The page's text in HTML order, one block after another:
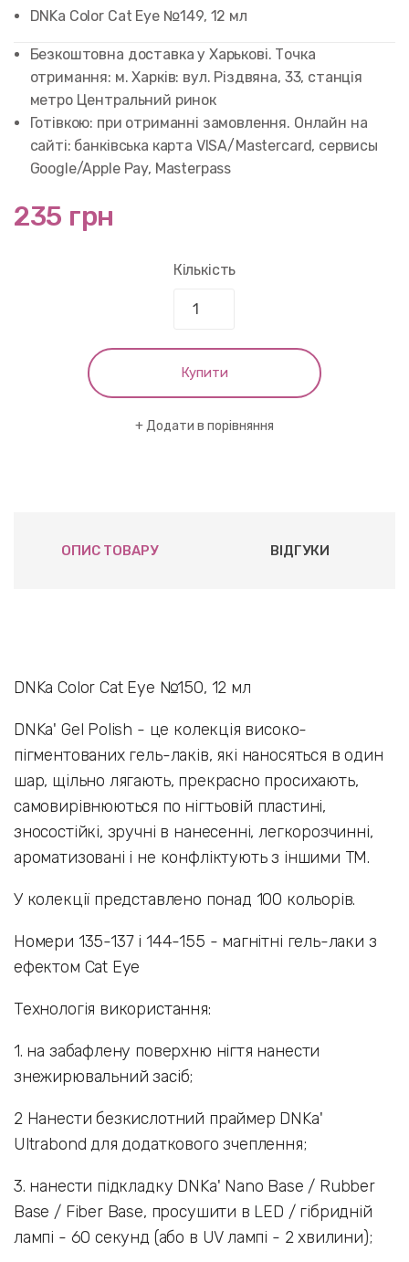
5.00 out of
5 based on
rating
DNKa Color Cat Eye №149, 12 мл
Безкоштовна доставка у Харькові. Точка
отримання: м. Харків: вул. Різдвяна, 33, станція
метро Центральний ринок
Готівкою: при отриманні замовлення. Онлайн на
сайті: банківська карта VISA/Mastercard, сервисы
Google/Apple Pay, Masterpass
235 грн
Кількість
Купити
Додати в порівняння
ОПИС ТОВАРУ ВІДГУКИ
DNKa Color Cat Eye №150, 12 мл
DNKa' Gel Polish - це колекція високо-
пігментованих гель-лаків, які наносяться в один
шар, щільно лягають, прекрасно просихають,
самовирівнюються по нігтьовій пластині,
зносостійкі, зручні в нанесенні, легкорозчинні,
ароматизовані і не конфліктують з іншими ТМ.
У колекції представлено понад 100 кольорів.
Номери 135-137 і 144-155 - магнітні гель-лаки з
ефектом Cat Eye
Технологія використання:
1. на забафлену поверхню нігтя нанести
знежирювальний засіб;
2 Нанести безкислотний праймер DNKa'
Ultrabond для додаткового зчеплення;
3. нанести підкладку DNKa' Nano Base / Rubber
Base / Fiber Base, просушити в LED / гібридній
лампі - 60 секунд (або в UV лампі - 2 хвилини);